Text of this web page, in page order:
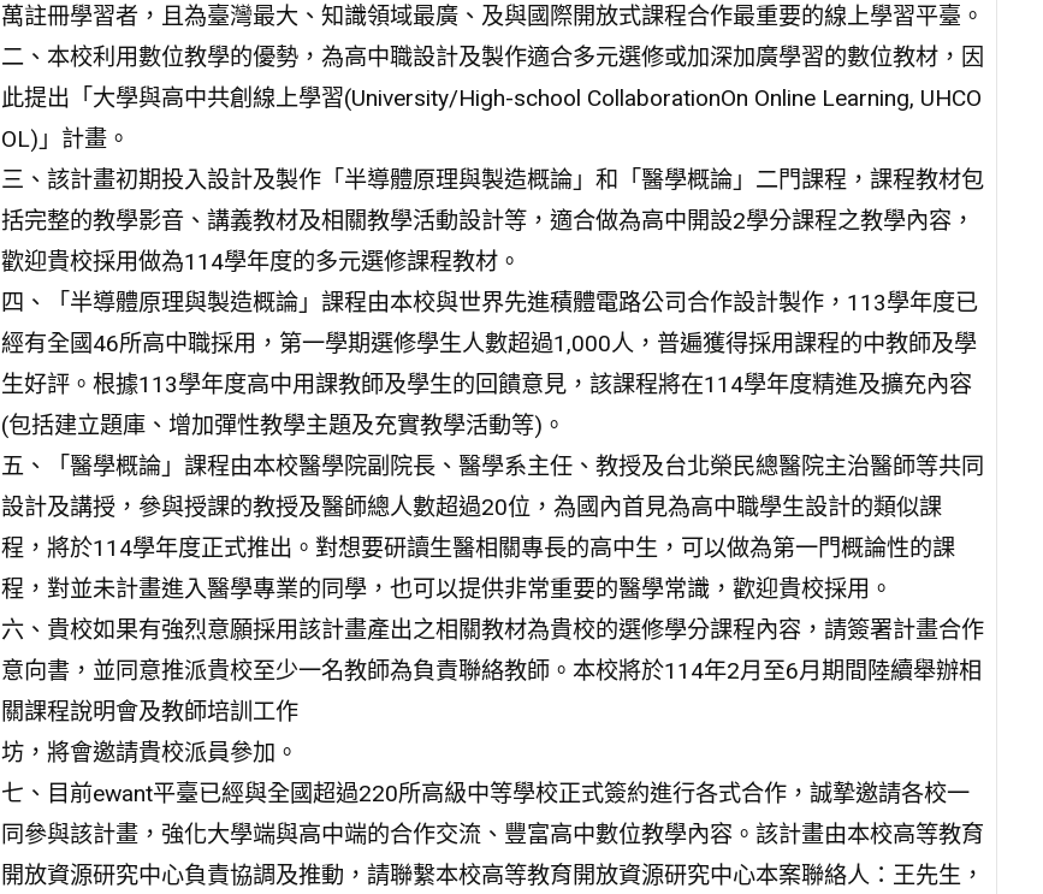
萬註冊學習者，且為臺灣最大、知識領域最廣、及與國際開放式課程合作最重要的線上學習平臺。
二、本校利用數位教學的優勢，為高中職設計及製作適合多元選修或加深加廣學習的數位教材，因
此提出「大學與高中共創線上學習(University/High-school CollaborationOn Online Learning, UHCO
OL)」計畫。
三、該計畫初期投入設計及製作「半導體原理與製造概論」和「醫學概論」二門課程，課程教材包
括完整的教學影音、講義教材及相關教學活動設計等，適合做為高中開設2學分課程之教學內容，
歡迎貴校採用做為114學年度的多元選修課程教材。
四、「半導體原理與製造概論」課程由本校與世界先進積體電路公司合作設計製作，113學年度已
經有全國46所高中職採用，第一學期選修學生人數超過1,000人，普遍獲得採用課程的中教師及學
生好評。根據113學年度高中用課教師及學生的回饋意見，該課程將在114學年度精進及擴充內容
(包括建立題庫、增加彈性教學主題及充實教學活動等)。
五、「醫學概論」課程由本校醫學院副院長、醫學系主任、教授及台北榮民總醫院主治醫師等共同
設計及講授，參與授課的教授及醫師總人數超過20位，為國內首見為高中職學生設計的類似課
程，將於114學年度正式推出。對想要研讀生醫相關專長的高中生，可以做為第一門概論性的課
程，對並未計畫進入醫學專業的同學，也可以提供非常重要的醫學常識，歡迎貴校採用。
六、貴校如果有強烈意願採用該計畫產出之相關教材為貴校的選修學分課程內容，請簽署計畫合作
意向書，並同意推派貴校至少一名教師為負責聯絡教師。本校將於114年2月至6月期間陸續舉辦相
關課程說明會及教師培訓工作
坊，將會邀請貴校派員參加。
七、目前ewant平臺已經與全國超過220所高級中等學校正式簽約進行各式合作，誠摯邀請各校一
同參與該計畫，強化大學端與高中端的合作交流、豐富高中數位教學內容。該計畫由本校高等教育
開放資源研究中心負責協調及推動，請聯繫本校高等教育開放資源研究中心本案聯絡人：王先生，